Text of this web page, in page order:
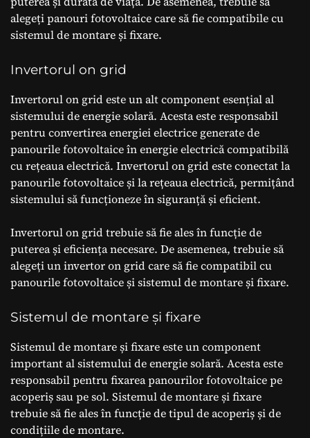
alegeți panouri fotovoltaice care să fie compatibile cu
sistemul de montare și fixare.
Invertorul on grid
Invertorul on grid este un alt component esențial al
sistemului de energie solară. Acesta este responsabil
pentru convertirea energiei electrice generate de
panourile fotovoltaice în energie electrică compatibilă
cu rețeaua electrică. Invertorul on grid este conectat la
panourile fotovoltaice și la rețeaua electrică, permițând
sistemului să funcționeze în siguranță și eficient.
Invertorul on grid trebuie să fie ales în funcție de
puterea și eficiența necesare. De asemenea, trebuie să
alegeți un invertor on grid care să fie compatibil cu
panourile fotovoltaice și sistemul de montare și fixare.
Sistemul de montare și fixare
Sistemul de montare și fixare este un component
important al sistemului de energie solară. Acesta este
responsabil pentru fixarea panourilor fotovoltaice pe
acoperiș sau pe sol. Sistemul de montare și fixare
trebuie să fie ales în funcție de tipul de acoperiș și de
condițiile de montare.